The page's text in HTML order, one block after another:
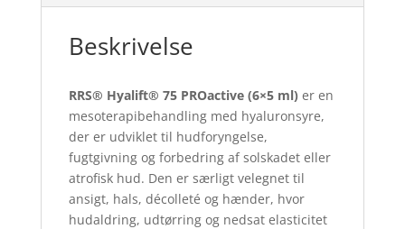
Beskrivelse
RRS® Hyalift® 75 PROactive (6×5 ml) er en
mesoterapibehandling med hyaluronsyre,
der er udviklet til hudforyngelse,
fugtgivning og forbedring af solskadet eller
atrofisk hud. Den er særligt velegnet til
ansigt, hals, décolleté og hænder, hvor
hudaldring, udtørring og nedsat elasticitet